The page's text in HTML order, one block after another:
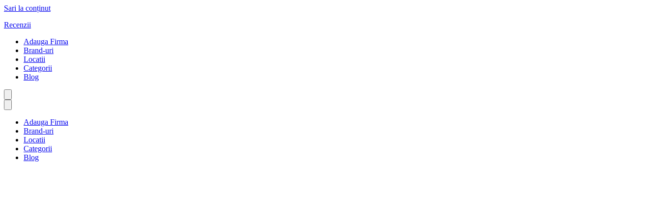
Sari la conținut
Recenzii
Adauga Firma
Brand-uri
Locatii
Categorii
Blog
Adauga Firma
Brand-uri
Locatii
Categorii
Blog